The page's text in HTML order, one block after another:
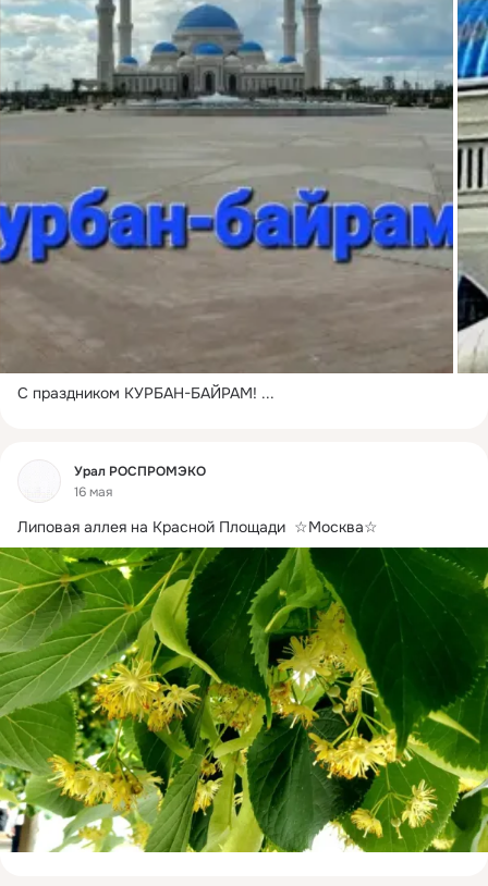
С праздником КУРБАН-БАЙРАМ! ...
Урал РОСПРОМЭКО
16 мая
Липовая аллея на Красной Площади  ☆Москва☆